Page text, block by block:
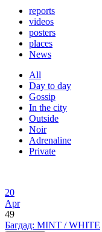
reports
videos
posters
places
News
All
Day to day
Gossip
In the city
Outside
Noir
Adrenaline
Private
20
Apr
49
Багдад: MINT / WHITE